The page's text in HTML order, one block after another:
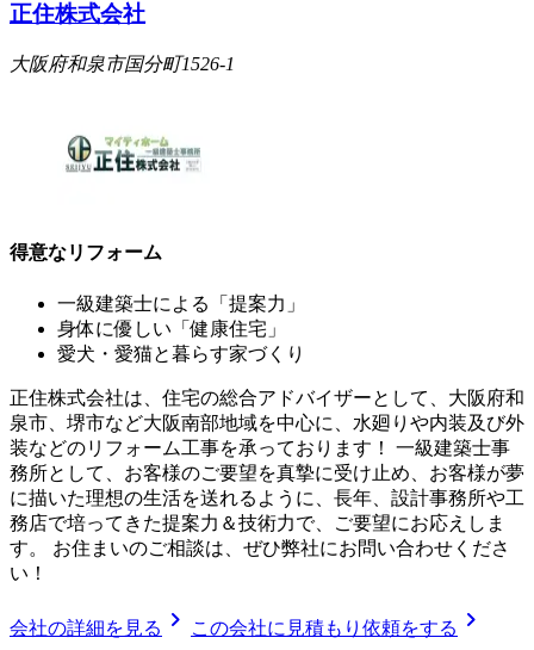
正住株式会社
大阪府和泉市国分町1526-1
得意なリフォーム
一級建築士による「提案力」
身体に優しい「健康住宅」
愛犬・愛猫と暮らす家づくり
正住株式会社は、住宅の総合アドバイザーとして、大阪府和
泉市、堺市など大阪南部地域を中心に、水廻りや内装及び外
装などのリフォーム工事を承っております！ 一級建築士事
務所として、お客様のご要望を真摯に受け止め、お客様が夢
に描いた理想の生活を送れるように、長年、設計事務所や工
務店で培ってきた提案力＆技術力で、ご要望にお応えしま
す。 お住まいのご相談は、ぜひ弊社にお問い合わせくださ
い！
会社の詳細を見る chevron_right この会社に見積もり依頼をする chevron_right